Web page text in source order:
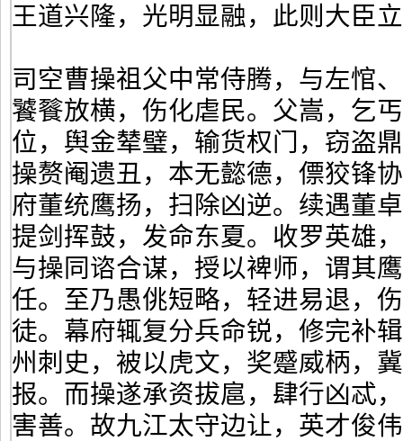
王道兴隆，光明显融，此则大臣
司空曹操祖父中常侍腾，与左悺
饕餮放横，伤化虐民。父嵩，乞
位，舆金辇璧，输货权门，窃盗
操赘阉遗丑，本无懿德，僄狡锋
府董统鹰扬，扫除凶逆。续遇董
提剑挥鼓，发命东夏。收罗英雄
与操同谘合谋，授以裨师，谓其
任。至乃愚佻短略，轻进易退，
徒。幕府辄复分兵命锐，修完补
州刺史，被以虎文，奖蹙威柄，
报。而操遂承资拔扈，肆行凶忒
害善。故九江太守边让，英才俊